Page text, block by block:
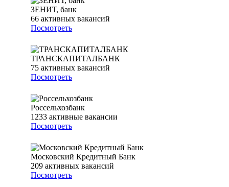
ЗЕНИТ, банк
66 активных вакансий
Посмотреть
ТРАНСКАПИТАЛБАНК
75 активных вакансий
Посмотреть
Россельхозбанк
1233 активные вакансии
Посмотреть
Московский Кредитный Банк
209 активных вакансий
Посмотреть